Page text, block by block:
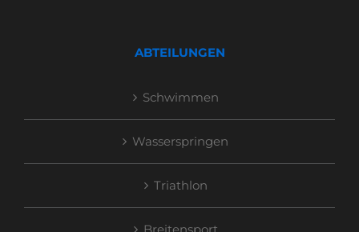
ABTEILUNGEN
Schwimmen
Wasserspringen
Triathlon